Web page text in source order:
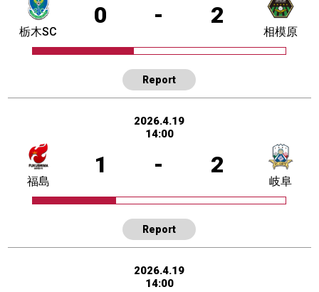
0 - 2
栃木SC 相模原
Report
2026.4.19
14:00
1 - 2
福島 岐阜
Report
2026.4.19
14:00